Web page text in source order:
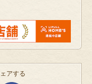
アする